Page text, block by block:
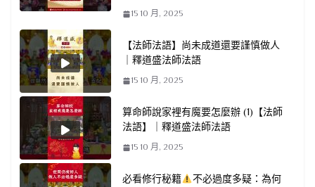
15 10 月, 2025
【法師法語】尚未成道還要謹慎做人
｜釋道盛法師法語
15 10 月, 2025
算命師說家裡有魔要怎麼辦 (1)【法師
法語】｜釋道盛法師法語
15 10 月, 2025
必看修行秘籍
不必過度多疑：為何